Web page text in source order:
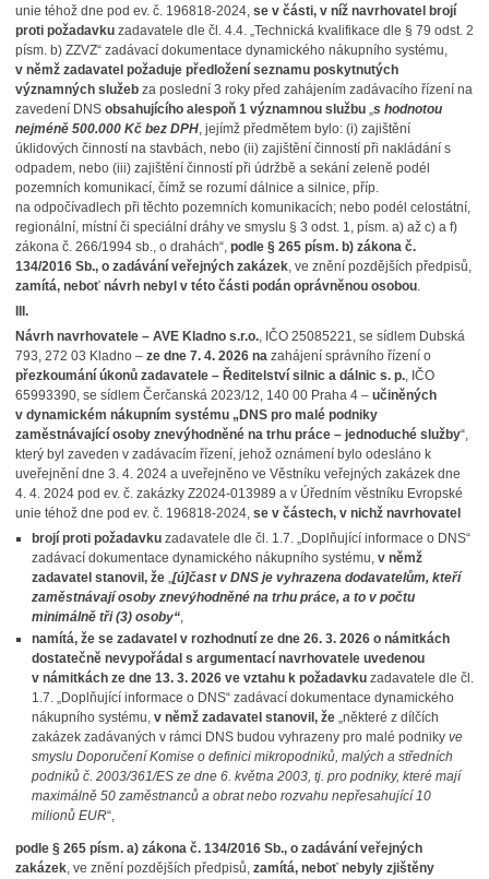
unie téhož dne pod ev. č. 196818-2024, se v části, v níž navrhovatel brojí
proti požadavku zadavatele dle čl. 4.4. „Technická kvalifikace dle § 79 odst. 2
písm. b) ZZVZ“ zadávací dokumentace dynamického nákupního systému,
v němž zadavatel požaduje předložení seznamu poskytnutých
významných služeb za poslední 3 roky před zahájením zadávacího řízení na
zavedení DNSobsahujícího alespoň 1 významnou službu „s hodnotou
nejméně 500.000 Kč bez DPH, jejímž předmětem bylo: (i) zajištění
úklidových činností na stavbách, nebo (ii) zajištění činností při nakládání s
odpadem, nebo (iii) zajištění činností při údržbě a sekání zeleně podél
pozemních komunikací, čímž se rozumí dálnice a silnice, příp.
na odpočívadlech při těchto pozemních komunikacích; nebo podél celostátní,
regionální, místní či speciální dráhy ve smyslu § 3 odst. 1, písm. a) až c) a f)
zákona č. 266/1994 sb., o drahách“,podle § 265 písm. b) zákona č.
134/2016 Sb., o zadávání veřejných zakázek, ve znění pozdějších předpisů,
zamítá, neboť návrh nebyl v této části podán oprávněnou osobou.
III.
Návrh navrhovatele – AVE Kladno s.r.o., IČO 25085221, se sídlem Dubská
793, 272 03 Kladno – ze dne 7. 4. 2026 nazahájení správního řízení o
přezkoumání úkonů zadavatele – Ředitelství silnic a dálnic s. p., IČO
65993390, se sídlem Čerčanská 2023/12, 140 00 Praha 4 – učiněných
v dynamickém nákupním systému „DNS pro malé podniky
zaměstnávající osoby znevýhodněné na trhu práce – jednoduché služby“,
který byl zaveden v zadávacím řízení, jehož oznámení bylo odesláno k
uveřejnění dne 3. 4. 2024 a uveřejněno ve Věstníku veřejných zakázek dne
4. 4. 2024 pod ev. č. zakázky Z2024-013989 a v Úředním věstníku Evropské
unie téhož dne pod ev. č. 196818-2024, se v částech, v nichž navrhovatel
brojí proti požadavku zadavatele dle čl. 1.7. „Doplňující informace o DNS“
zadávací dokumentace dynamického nákupního systému, v němž
zadavatel stanovil, že „[ú]čast v DNS je vyhrazena dodavatelům, kteří
zaměstnávají osoby znevýhodněné na trhu práce, a to v počtu
minimálně tři (3) osoby“,
namítá, že se zadavatel v rozhodnutí ze dne 26. 3. 2026 o námitkách
dostatečně nevypořádal s argumentací navrhovatele uvedenou
v námitkách ze dne 13. 3. 2026 ve vztahu k požadavkuzadavatele dle čl.
1.7. „Doplňující informace o DNS“ zadávací dokumentace dynamického
nákupního systému, v němž zadavatel stanovil, že „některé z dílčích
zakázek zadávaných v rámci DNS budou vyhrazeny pro malé podnikyve
smyslu Doporučení Komise o definici mikropodniků, malých a středních
podniků č. 2003/361/ES ze dne 6. května 2003, tj. pro podniky, které mají
maximálně 50 zaměstnanců a obrat nebo rozvahu nepřesahující 10
milionů EUR“,
podle § 265 písm. a) zákona č. 134/2016 Sb., o zadávání veřejných
zakázek, ve znění pozdějších předpisů, zamítá, neboť nebyly zjištěny